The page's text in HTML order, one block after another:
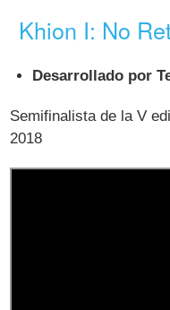
Khion I: No
Desarrollado por
Semifinalista de la V
2018